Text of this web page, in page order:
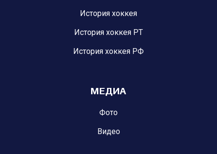
История хоккея
История хоккея РТ
История хоккея РФ
МЕДИА
Фото
Видео